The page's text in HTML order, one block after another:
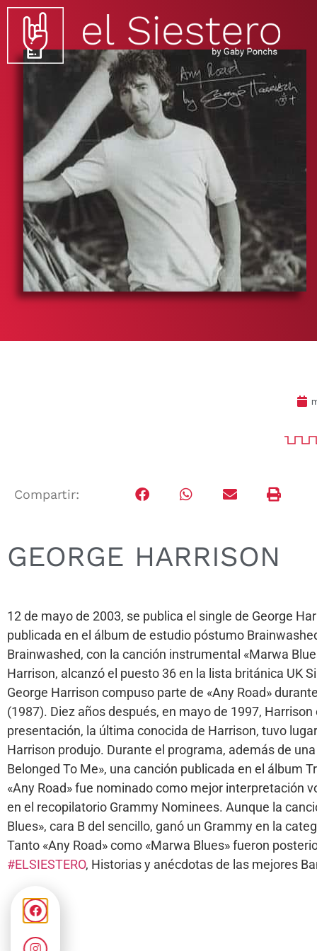
Compartir:
GEORGE HARRISON
12 de mayo de 2003, se publica el single de George
publicada en el álbum de estudio póstumo
Brainwashed, con la canción instrumental «Marwa
Harrison, alcanzó el puesto 36 en la lista británica UK
George Harrison compuso parte de «Any Road»
(1987). Diez años después, en mayo de 1997,
presentación, la última conocida de Harrison, tuvo
Harrison produjo. Durante el programa, además de
Belonged To Me», una canción publicada en el álbum
«Any Road» fue nominado como mejor interpretación
en el recopilatorio Grammy Nominees. Aunque la
Blues», cara B del sencillo, ganó un Grammy en la
Tanto «Any Road» como «Marwa Blues» fueron
#ELSIESTERO, Historias y anécdotas de las mejores